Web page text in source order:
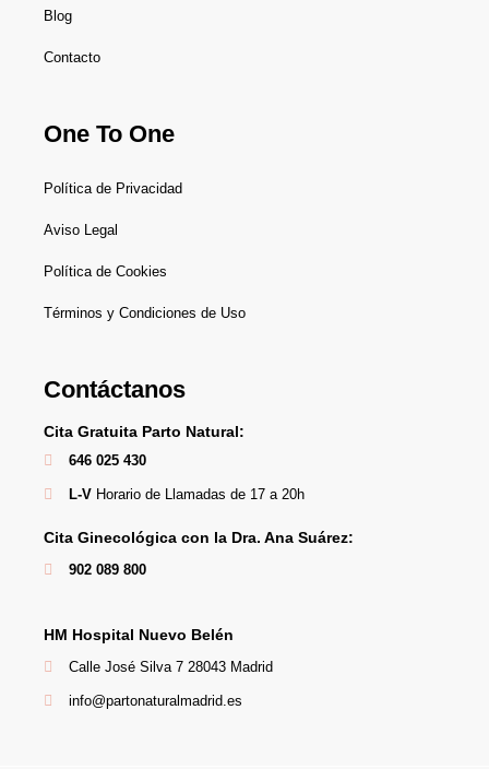
Blog
Contacto
One To One
Política de Privacidad
Aviso Legal
Política de Cookies
Términos y Condiciones de Uso
Contáctanos
Cita Gratuita Parto Natural:
646 025 430
L-VHorario de Llamadas de 17 a 20h
Cita Ginecológica con la Dra. Ana Suárez:
902 089 800
HM Hospital Nuevo Belén
Calle José Silva 7 28043 Madrid
info@partonaturalmadrid.es